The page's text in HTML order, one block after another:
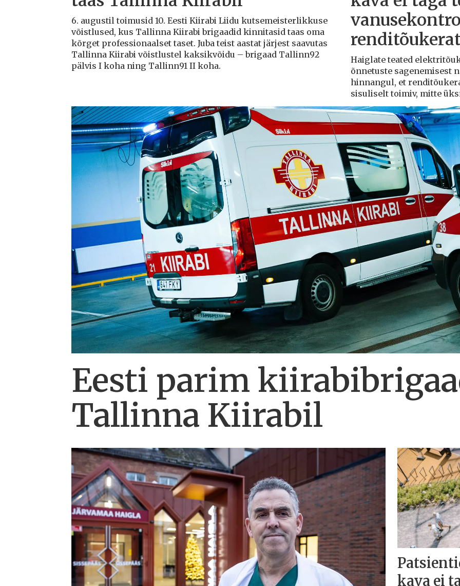
6. augustil toimusid 10. Eesti Kiirabi Liidu kutsemeisterlikkuse
võistlused, kus Tallinna Kiirabi brigaadid kinnitasid taas oma
kõrget professionaalset taset. Juba teist aastat järjest saavutas
Tallinna Kiirabi võistlustel kaksikvõidu – brigaad Tallinn92
pälvis I koha ning Tallinn91 II koha.
Haiglate teated
õnnetuste sagenemisest
hinnangul, et
sisuliselt toimiv, mitte
Eesti parim
Tallinna Kiirabil
kava ei